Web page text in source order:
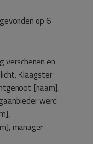
op 6
verschenen en
Klaagster
[naam],
werd
manager